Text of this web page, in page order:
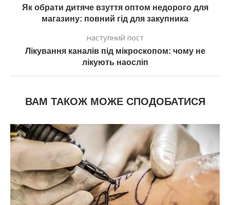
Як обрати дитяче взуття оптом недорого для
магазину: повний гід для закупника
наступний пост
Лікування каналів під мікроскопом: чому не
лікують наосліп
ВАМ ТАКОЖ МОЖЕ СПОДОБАТИСЯ